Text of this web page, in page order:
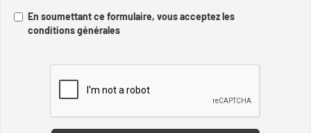
En soumettant ce formulaire, vous acceptez les
conditions générales